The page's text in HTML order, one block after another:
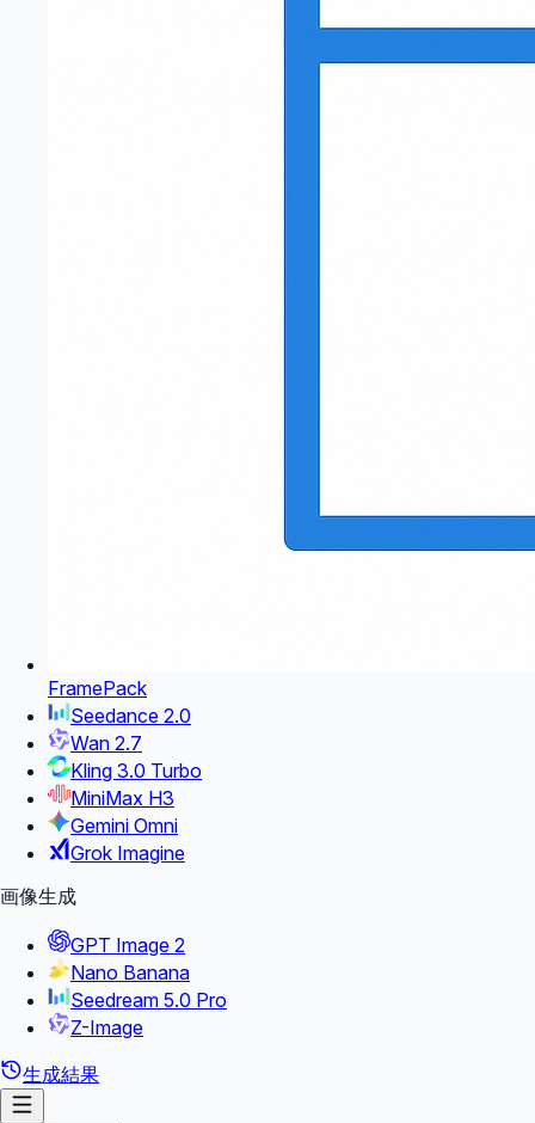
FramePack
Seedance 2.0
Wan 2.7
Kling 3.0 Turbo
MiniMax H3
Gemini Omni
Grok Imagine
画像生成
GPT Image 2
Nano Banana
Seedream 5.0 Pro
Z-Image
生成結果